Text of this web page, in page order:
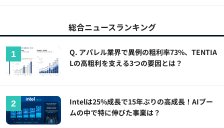
総合ニュースランキング
Q. アパレル業界で異例の粗利率73%、TENTIA
Lの高粗利を支える3つの要因とは？
Intelは25%成長で15年ぶりの高成長！AIブー
ムの中で特に伸びた事業は？